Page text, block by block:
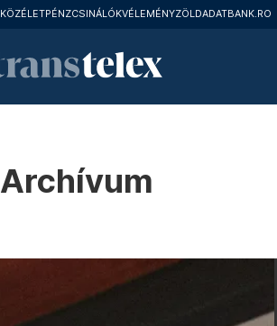
KÖZÉLETPÉNZCSINÁLÓKVÉLEMÉNYZÖLDADATBANK.RO
Archívum